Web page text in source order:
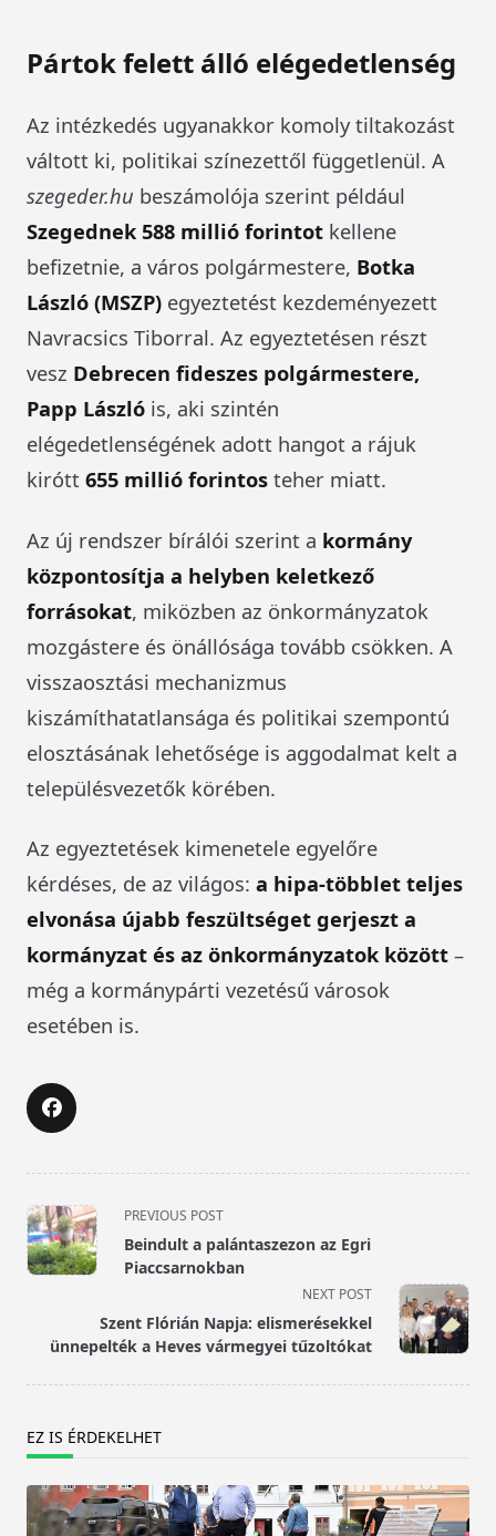
Pártok felett álló elégedetlenség
Az intézkedés ugyanakkor komoly tiltakozást
váltott ki, politikai színezettől függetlenül. A
szegeder.hu beszámolója szerint például
Szegednek 588 millió forintot kellene
befizetnie, a város polgármestere, Botka
László (MSZP) egyeztetést kezdeményezett
Navracsics Tiborral. Az egyeztetésen részt
vesz Debrecen fideszes polgármestere,
Papp László is, aki szintén
elégedetlenségének adott hangot a rájuk
kirótt 655 millió forintos teher miatt.
Az új rendszer bírálói szerint a kormány
központosítja a helyben keletkező
forrásokat, miközben az önkormányzatok
mozgástere és önállósága tovább csökken. A
visszaosztási mechanizmus
kiszámíthatatlansága és politikai szempontú
elosztásának lehetősége is aggodalmat kelt a
településvezetők körében.
Az egyeztetések kimenetele egyelőre
kérdéses, de az világos: a hipa-többlet teljes
elvonása újabb feszültséget gerjeszt a
kormányzat és az önkormányzatok között –
még a kormánypárti vezetésű városok
esetében is.
<span
class="nav-
subtitle
text">Page</span>
PREVIOUS POST
Beindult a palántaszezon az Egri
Piaccsarnokban
NEXT POST
Szent Flórián Napja: elismerésekkel
ünnepelték a Heves vármegyei tűzoltókat
EZ IS ÉRDEKELHET